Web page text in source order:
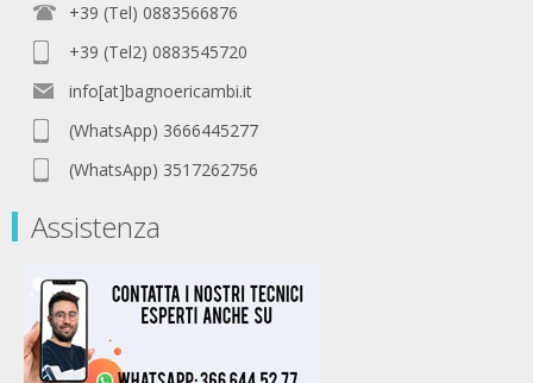
+39 (Tel) 0883566876
+39 (Tel2) 0883545720
info[at]bagnoericambi.it
(WhatsApp) 3666445277
(WhatsApp) 3517262756
Assistenza